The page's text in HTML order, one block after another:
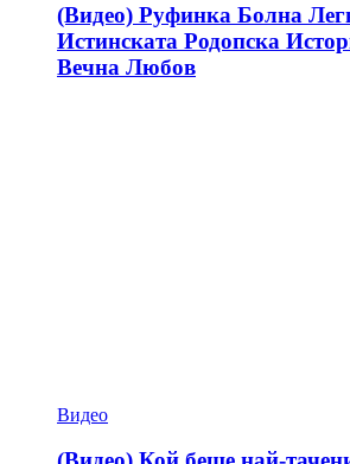
(Видео) Руфинка Болна
Истинската Родопска
Вечна Любов
Видео